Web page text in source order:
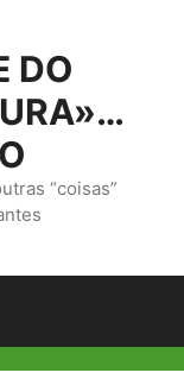
DO
“coisas”